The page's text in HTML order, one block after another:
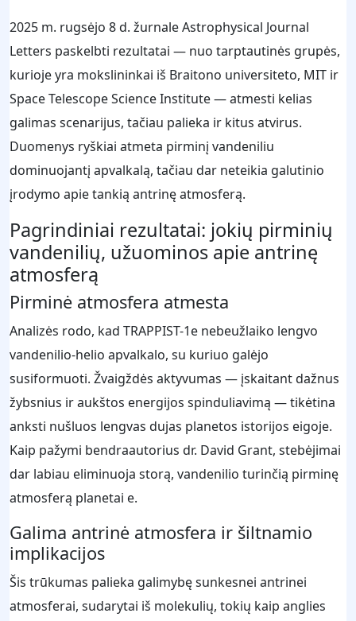
2025 m. rugsėjo 8 d. žurnale Astrophysical Journal
Letters paskelbti rezultatai — nuo tarptautinės grupės,
kurioje yra mokslininkai iš Braitono universiteto, MIT ir
Space Telescope Science Institute — atmesti kelias
galimas scenarijus, tačiau palieka ir kitus atvirus.
Duomenys ryškiai atmeta pirminį vandeniliu
dominuojantį apvalkalą, tačiau dar neteikia galutinio
įrodymo apie tankią antrinę atmosferą.
Pagrindiniai rezultatai: jokių pirminių
vandenilių, užuominos apie antrinę
atmosferą
Pirminė atmosfera atmesta
Analizės rodo, kad TRAPPIST-1e nebeužlaiko lengvo
vandenilio-helio apvalkalo, su kuriuo galėjo
susiformuoti. Žvaigždės aktyvumas — įskaitant dažnus
žybsnius ir aukštos energijos spinduliavimą — tikėtina
anksti nušluos lengvas dujas planetos istorijos eigoje.
Kaip pažymi bendraautorius dr. David Grant, stebėjimai
dar labiau eliminuoja storą, vandenilio turinčią pirminę
atmosferą planetai e.
Galima antrinė atmosfera ir šiltnamio
implikacijos
Šis trūkumas palieka galimybę sunkesnei antrinei
atmosferai, sudarytai iš molekulių, tokių kaip anglies